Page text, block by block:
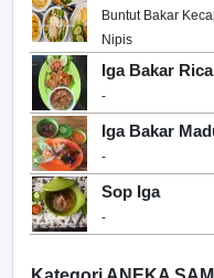
Buntut Bakar
Nipis
Iga Bakar Rica
-
Iga Bakar
-
Sop Iga
-